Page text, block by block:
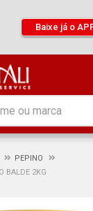
Baixe já o
PEPINO
BALDE 2KG